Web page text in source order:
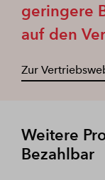
geringere
auf den
Zur
Weitere
Bezahlbar